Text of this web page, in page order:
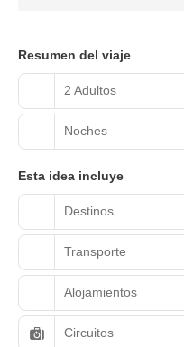
Resumen del viaje
2 Adultos
Noches
Esta idea incluye
Destinos
Transporte
Alojamientos
Circuitos